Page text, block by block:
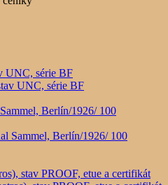
UNC, série BF
Berlín/1926/ 100
stav PROOF, etue a certifikát